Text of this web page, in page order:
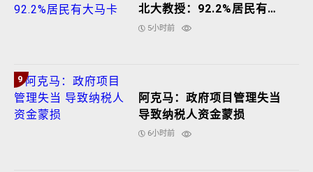
北大教授：92.2%居民有大
马卡
5小时前
9
阿克马：政府项目管理失当
导致纳税人资金蒙损
6小时前